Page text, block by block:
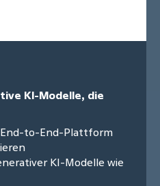
KI-Modelle, die
to-End-Plattform
KI-Modelle wie